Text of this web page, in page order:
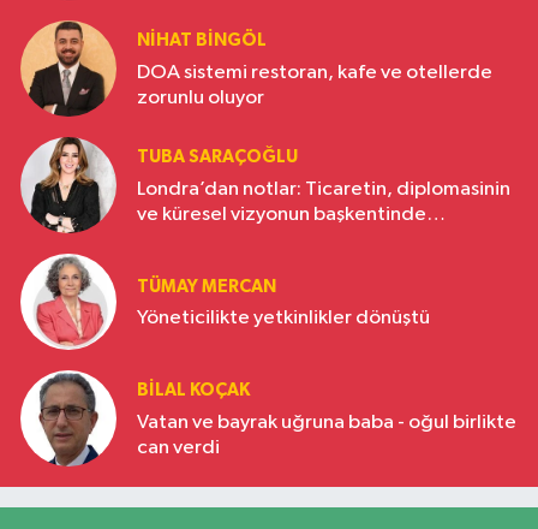
NIHAT BINGÖL
DOA sistemi restoran, kafe ve otellerde
zorunlu oluyor
TUBA SARAÇOĞLU
Londra’dan notlar: Ticaretin, diplomasinin
ve küresel vizyonun başkentinde
TÜMAY MERCAN
Yöneticilikte yetkinlikler dönüştü
BILAL KOÇAK
Vatan ve bayrak uğruna baba - oğul birlikte
can verdi